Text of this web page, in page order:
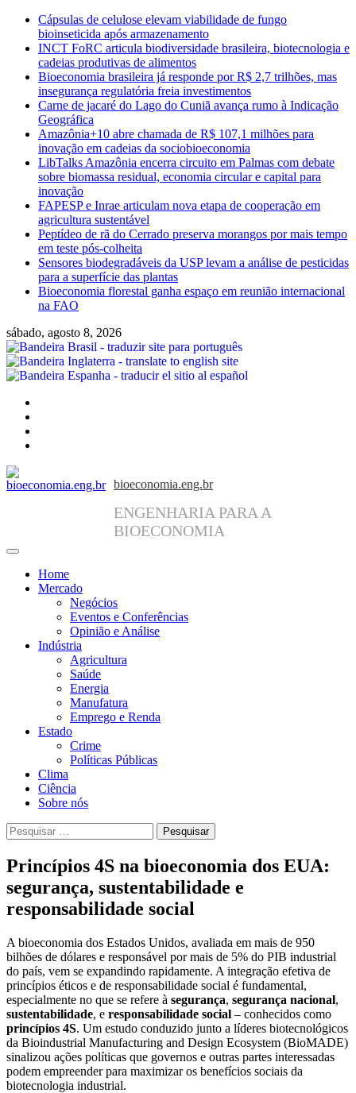
Skip
content
Cápsulas de celulose elevam viabilidade de fungo
bioinseticida após armazenamento
INCT FoRC articula biodiversidade brasileira, biotecnologia e
cadeias produtivas de alimentos
Bioeconomia brasileira já responde por R$ 2,7 trilhões, mas
insegurança regulatória freia investimentos
Carne de jacaré do Lago do Cuniã avança rumo à Indicação
Geográfica
Amazônia+10 abre chamada de R$ 107,1 milhões para
inovação em cadeias da sociobioeconomia
LibTalks Amazônia encerra circuito em Palmas com debate
sobre biomassa residual, economia circular e capital para
inovação
FAPESP e Inrae articulam nova etapa de cooperação em
agricultura sustentável
Peptídeo de rã do Cerrado preserva morangos por mais tempo
em teste pós-colheita
Sensores biodegradáveis da USP levam a análise de pesticidas
para a superfície das plantas
Bioeconomia florestal ganha espaço em reunião internacional
na FAO
sábado, agosto 8, 2026
bioeconomia.eng.br
ENGENHARIA PARA A
BIOECONOMIA
Home
Mercado
Negócios
Eventos e Conferências
Opinião e Análise
Indústria
Agricultura
Saúde
Energia
Manufatura
Emprego e Renda
Estado
Crime
Políticas Públicas
Clima
Ciência
Sobre nós
Pesquisar
por:
Princípios 4S na bioeconomia dos EUA:
segurança, sustentabilidade e
responsabilidade social
A bioeconomia dos Estados Unidos, avaliada em mais de 950
bilhões de dólares e responsável por mais de 5% do PIB industrial
do país, vem se expandindo rapidamente. A integração efetiva de
princípios éticos e de responsabilidade social é fundamental,
especialmente no que se refere à segurança, segurança nacional,
sustentabilidade, e responsabilidade social – conhecidos como
princípios 4S. Um estudo conduzido junto a líderes biotecnológicos
da Bioindustrial Manufacturing and Design Ecosystem (BioMADE)
sinalizou ações políticas que governos e outras partes interessadas
podem empreender para maximizar os benefícios sociais da
biotecnologia industrial.